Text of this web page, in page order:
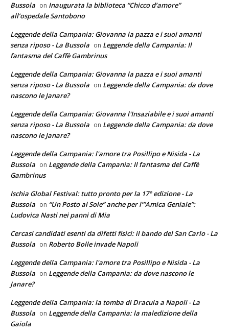
Bussola on Inaugurata la biblioteca “Chicco d’amore”
all’ospedale Santobono
Leggende della Campania: Giovanna la pazza e i suoi amanti
senza riposo - La Bussola on Leggende della Campania: Il
fantasma del Caffè Gambrinus
Leggende della Campania: Giovanna la pazza e i suoi amanti
senza riposo - La Bussola on Leggende della Campania: da dove
nascono le Janare?
Leggende della Campania: Giovanna l'Insaziabile e i suoi amanti
senza riposo - La Bussola on Leggende della Campania: da dove
nascono le Janare?
Leggende della Campania: l'amore tra Posillipo e Nisida - La
Bussola on Leggende della Campania: Il fantasma del Caffè
Gambrinus
Ischia Global Festival: tutto pronto per la 17° edizione - La
Bussola on “Un Posto al Sole” anche per l’”Amica Geniale”:
Ludovica Nasti nei panni di Mia
Cercasi candidati esenti da difetti fisici: il bando del San Carlo - La
Bussola on Roberto Bolle invade Napoli
Leggende della Campania: l'amore tra Posillipo e Nisida - La
Bussola on Leggende della Campania: da dove nascono le
Janare?
Leggende della Campania: la tomba di Dracula a Napoli - La
Bussola on Leggende della Campania: la maledizione della
Gaiola